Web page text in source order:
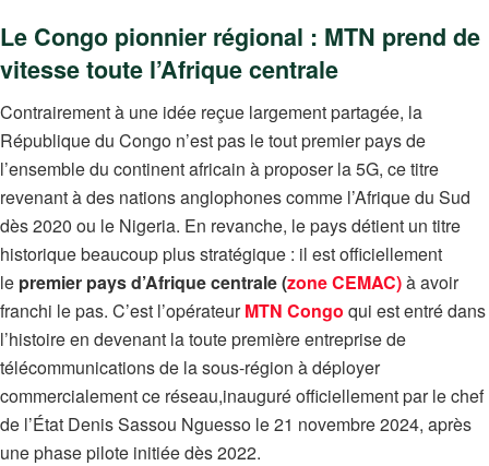
Le Congo pionnier régional : MTN prend de
vitesse toute l’Afrique centrale
Contrairement à une idée reçue largement partagée, la
République du Congo n’est pas le tout premier pays de
l’ensemble du continent africain à proposer la 5G, ce titre
revenant à des nations anglophones comme l’Afrique du Sud
dès 2020 ou le Nigeria. En revanche, le pays détient un titre
historique beaucoup plus stratégique : il est officiellement
le premier pays d’Afrique centrale (zone CEMAC)à avoir
franchi le pas. C’est l’opérateurMTN Congo qui est entré dans
l’histoire en devenant la toute première entreprise de
télécommunications de la sous-région à déployer
commercialement ce réseau,inauguré officiellement par le chef
de l’État Denis Sassou Nguesso le 21 novembre 2024, après
une phase pilote initiée dès 2022.